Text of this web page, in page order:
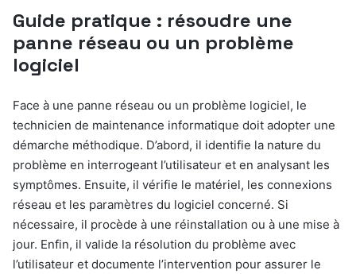
Guide pratique : résoudre une
panne réseau ou un problème
logiciel
Face à une panne réseau ou un problème logiciel, le
technicien de maintenance informatique doit adopter une
démarche méthodique. D’abord, il identifie la nature du
problème en interrogeant l’utilisateur et en analysant les
symptômes. Ensuite, il vérifie le matériel, les connexions
réseau et les paramètres du logiciel concerné. Si
nécessaire, il procède à une réinstallation ou à une mise à
jour. Enfin, il valide la résolution du problème avec
l’utilisateur et documente l’intervention pour assurer le